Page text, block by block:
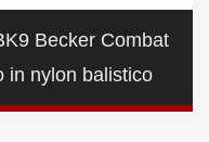
Becker Combat
in nylon balistico